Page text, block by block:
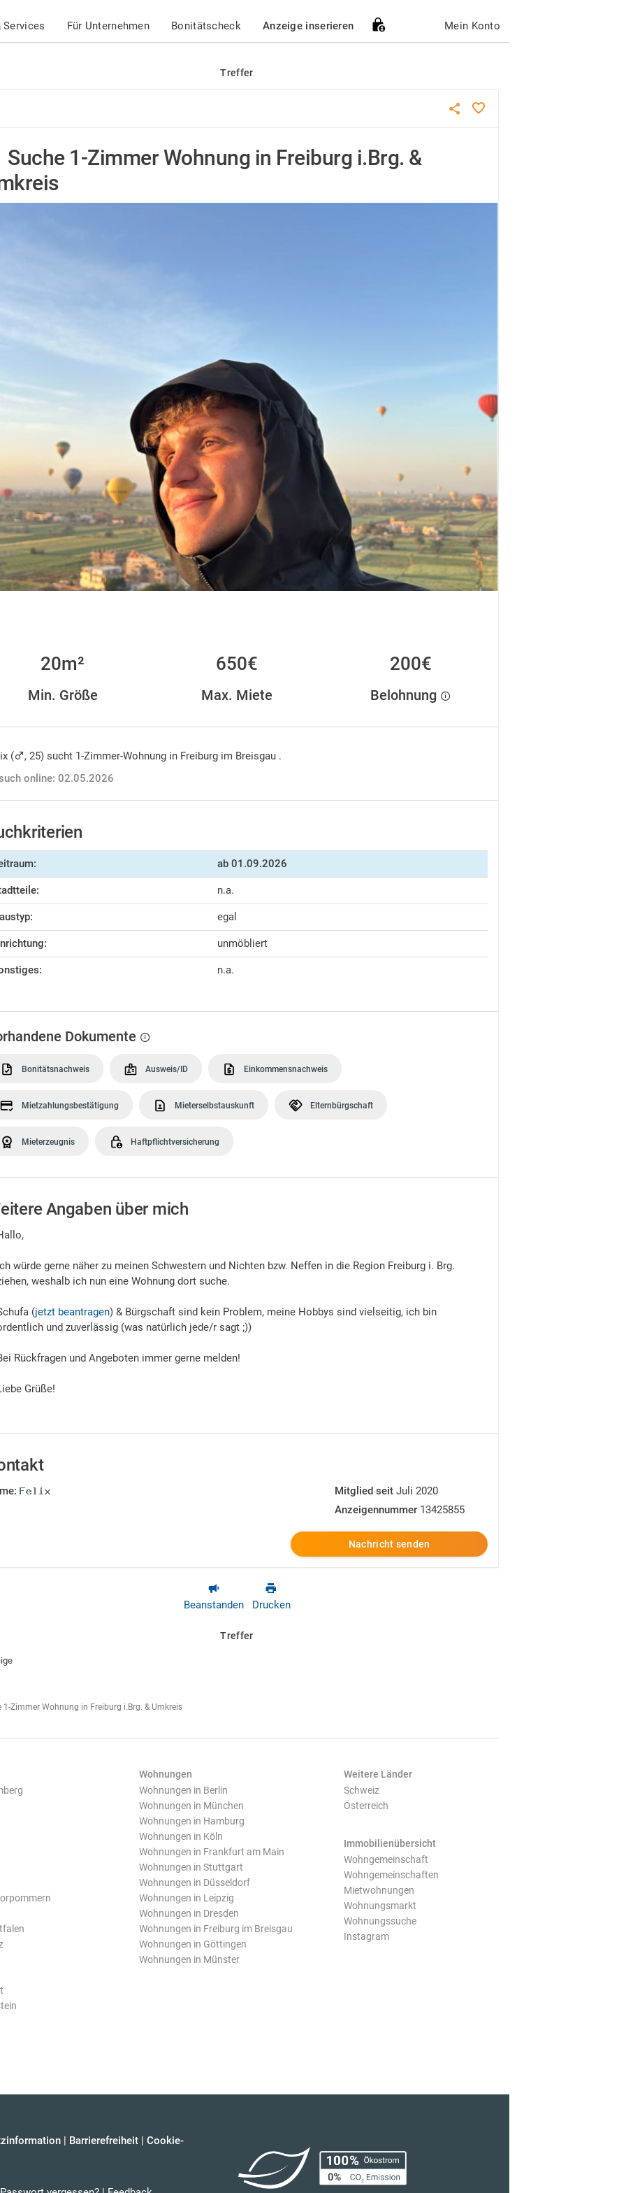
Services Für Unternehmen Bonitätscheck Anzeige inserieren Mein Konto
Treffer
Suche 1-Zimmer Wohnung in Freiburg i.Brg. &
20m²
Min. Größe
650€
Max. Miete
200€
Belohnung
(
, 25) sucht 1-Zimmer-Wohnung in Freiburg im Breisgau .
online: 02.05.2026
ab 01.09.2026
n.a.
egal
unmöbliert
n.a.
Dokumente
Bonitätsnachweis Ausweis/ID Einkommensnachweis
Mietzahlungsbestätigung Mieterselbstauskunft Elternbürgschaft
Mieterzeugnis Haftpflichtversicherung
Angaben über mich
würde gerne näher zu meinen Schwestern und Nichten bzw. Neffen in die Region Freiburg i. Brg.
weshalb ich nun eine Wohnung dort suche.
(jetzt beantragen) & Bürgschaft sind kein Problem, meine Hobbys sind vielseitig, ich bin
und zuverlässig (was natürlich jede/r sagt ;))
Rückfragen und Angeboten immer gerne melden!
Grüße!
Mitglied seitJuli 2020
Anzeigennummer13425855
Nachricht senden
Beanstanden Drucken
Treffer
1-Zimmer Wohnung in Freiburg i.Brg. & Umkreis
Wohnungen
Wohnungen in Berlin
Wohnungen in München
Wohnungen in Hamburg
Wohnungen in Köln
Wohnungen in Frankfurt am Main
Wohnungen in Stuttgart
Wohnungen in Düsseldorf
Wohnungen in Leipzig
Wohnungen in Dresden
Wohnungen in Freiburg im Breisgau
Wohnungen in Göttingen
Wohnungen in Münster
Weitere Länder
Schweiz
Österreich
Immobilienübersicht
Wohngemeinschaft
Wohngemeinschaften
Mietwohnungen
Wohnungsmarkt
Wohnungssuche
Instagram
| Barrierefreiheit | Cookie-